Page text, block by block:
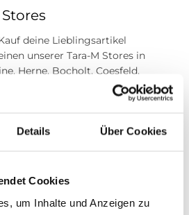
Details Über Cookies
Cookies
um Inhalte und Anzeigen zu
deine Lieblingsartikel
unserer Tara-M Stores in
Herne, Bocholt, Coesfeld,
Marl oder Herten. Unsere
dich gerne!
aktuelle Trends auszeichnet. Unser
das Passende, egal ob für den
und finde deinen persönlichen Stil